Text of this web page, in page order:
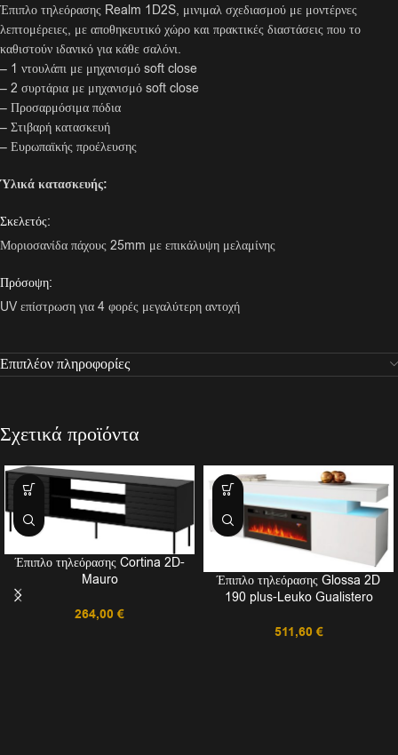
Έπιπλο τηλεόρασης Realm 1D2S, μινιμαλ σχεδιασμού με μοντέρνες
λεπτομέρειες, με αποθηκευτικό χώρο και πρακτικές διαστάσεις που το
καθιστούν ιδανικό για κάθε σαλόνι.
– 1 ντουλάπι με μηχανισμό soft close
– 2 συρτάρια με μηχανισμό soft close
– Προσαρμόσιμα πόδια
– Στιβαρή κατασκευή
– Ευρωπαϊκής προέλευσης
Ύλικά κατασκευής:
Σκελετός:
Μοριοσανίδα πάχους 25mm με επικάλυψη μελαμίνης
Πρόσοψη:
UV επίστρωση για 4 φορές μεγαλύτερη αντοχή
Επιπλέον πληροφορίες
Σχετικά προϊόντα
Έπιπλο τηλεόρασης Cortina 2D-
Mauro
264,00 €
Έπιπλο τηλεόρασης Glossa 2D
190 plus-Leuko Gualistero
511,60 €